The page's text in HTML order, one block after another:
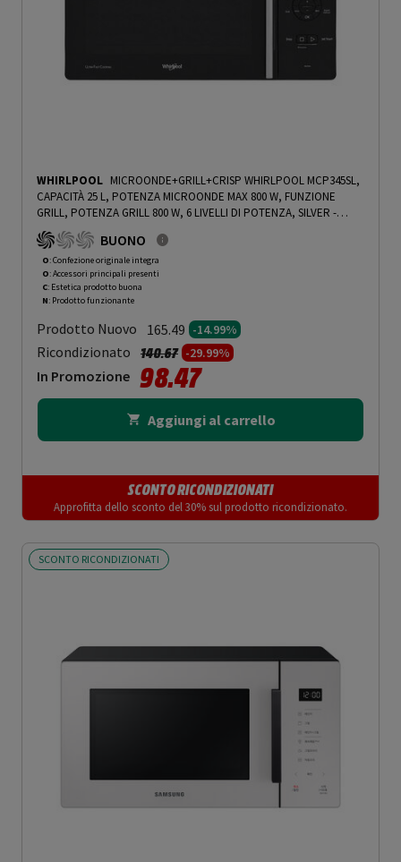
WHIRLPOOL MICROONDE+GRILL+CRISP WHIRLPOOL MCP345SL,
CAPACITÀ 25 L, POTENZA MICROONDE MAX 800 W, FUNZIONE
GRILL, POTENZA GRILL 800 W, 6 LIVELLI DI POTENZA, SILVER -
PRMG GRADING OOCN - 14.99%
BUONO
O: Confezione originale integra
O: Accessori principali presenti
C: Estetica prodotto buona
N: Prodotto funzionante
Prodotto Nuovo 165.49 -14.99%
Ricondizionato Prezzo ridotto da
140.67a-29.99%
In Promozione 98.47
Aggiungi al carrello
SCONTO RICONDIZIONATI
Approfitta dello sconto del 30% sul prodotto ricondizionato.
SCONTO RICONDIZIONATI